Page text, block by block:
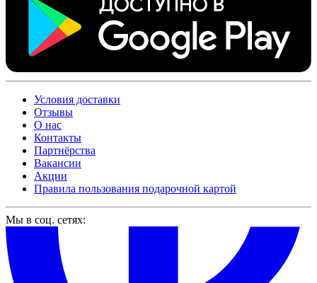
Условия доставки
Отзывы
О нас
Контакты
Партнёрства
Вакансии
Акции
Правила пользования подарочной картой
Мы в соц. сетях: